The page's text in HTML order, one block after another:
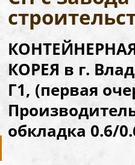
КОРЕЯ в г.
Г1, (первая
обкладка 0.6/